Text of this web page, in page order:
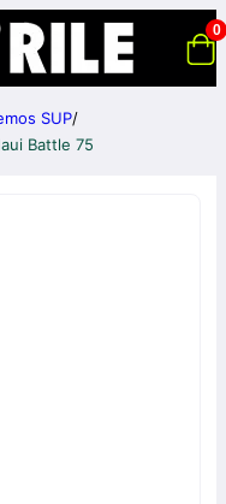
0
SUP/
Battle 75